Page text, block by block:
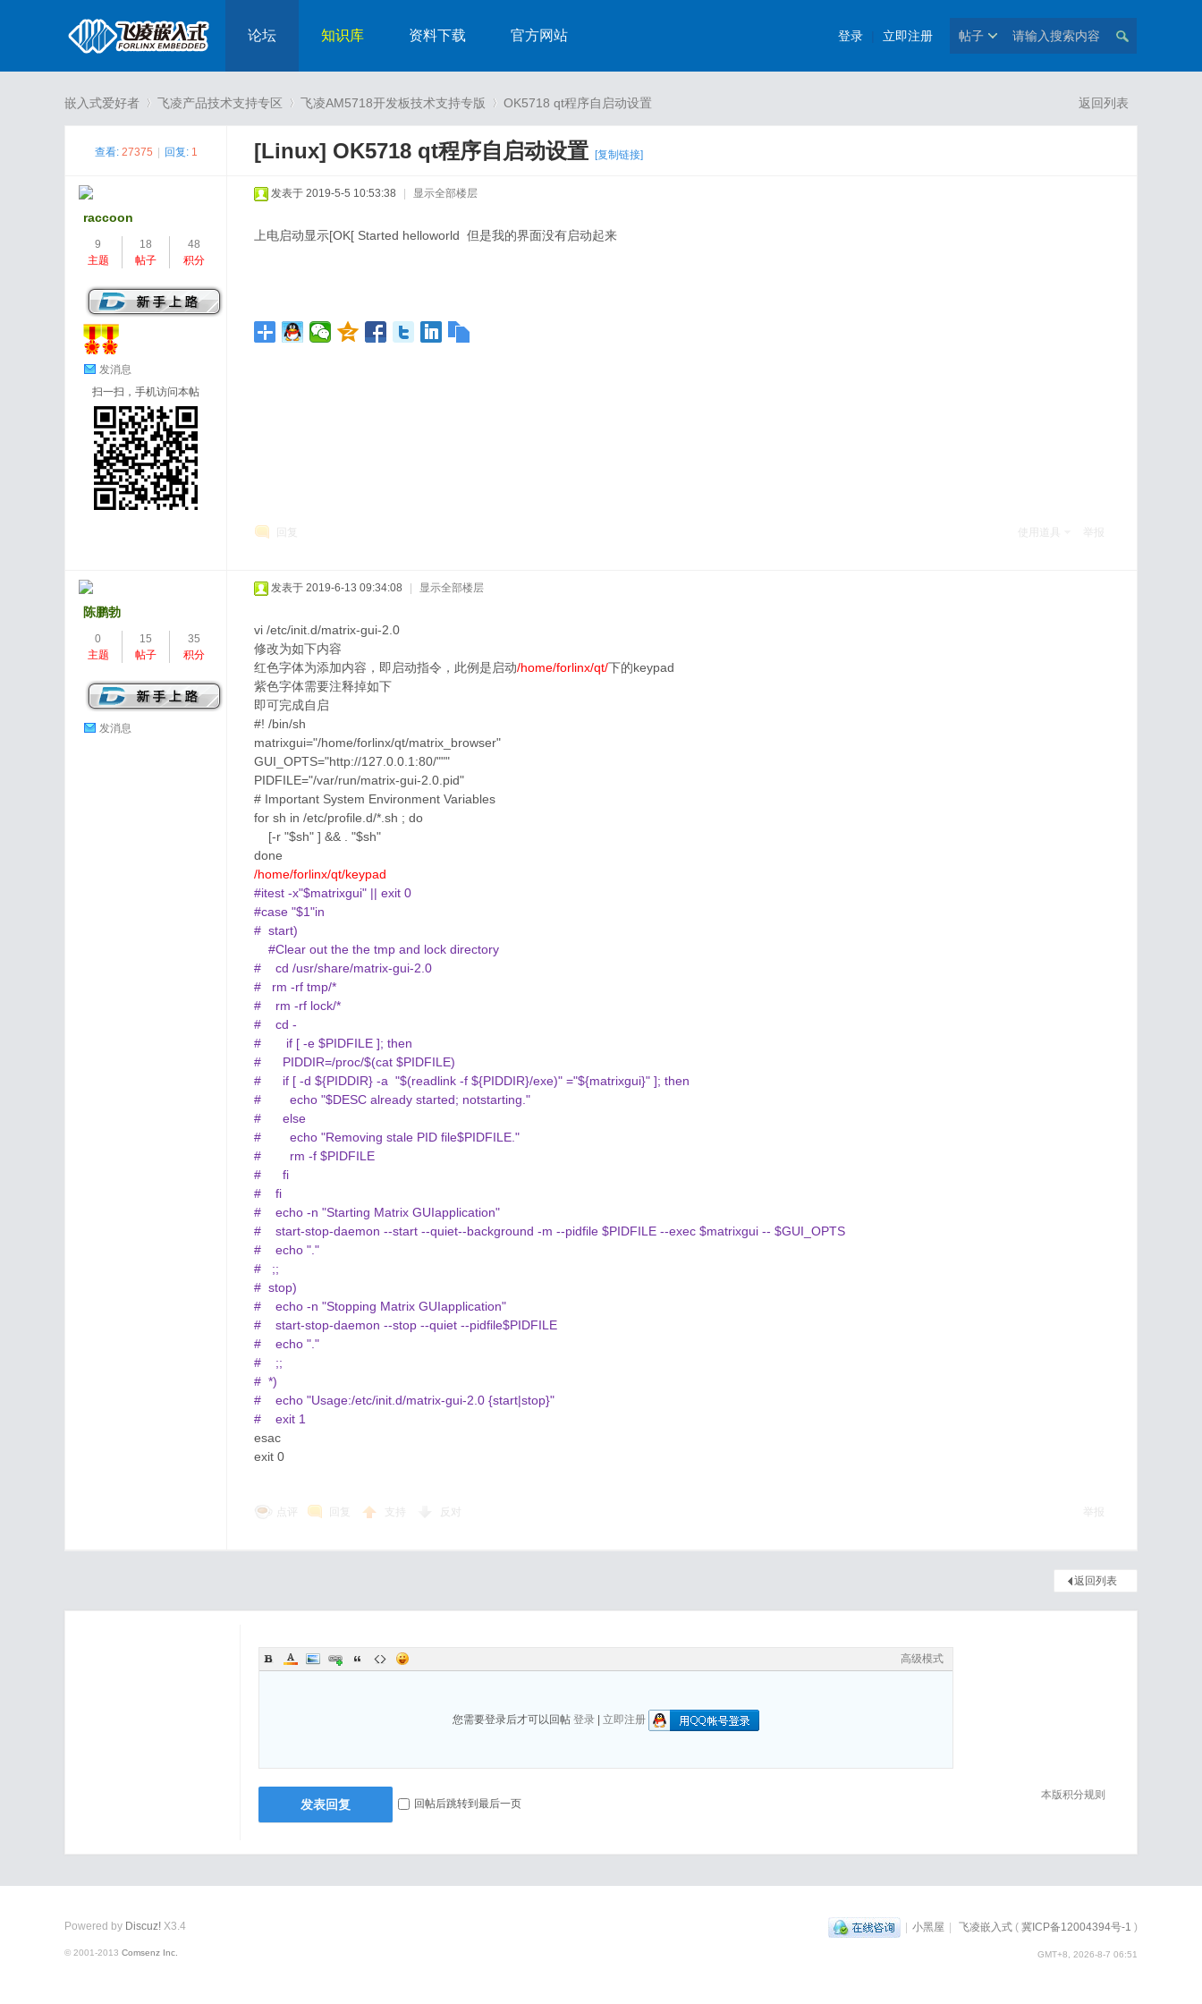
帖子
登录 立即注册
论坛 知识库 资料下载 官方网站
嵌入式爱好者 飞凌产品技术支持专区 飞凌AM5718开发板技术支持专版 OK5718 qt程序自启动设置 返回列表
查看: 27375 回复: 1 [Linux] OK5718 qt程序自启动设置 [复制链接]
raccoon
9
主题
18
帖子
48
积分
发消息
扫一扫，手机访问本帖
发表于 2019-5-5 10:53:38 显示全部楼层
上电启动显示[OK[ Started helloworld 但是我的界面没有启动起来
回复 使用道具 举报
陈鹏勃
0
主题
15
帖子
35
积分
发消息
发表于 2019-6-13 09:34:08 显示全部楼层
vi /etc/init.d/matrix-gui-2.0
修改为如下内容
红色字体为添加内容，即启动指令，此例是启动/home/forlinx/qt/下的keypad
紫色字体需要注释掉如下
即可完成自启
#! /bin/sh
matrixgui="/home/forlinx/qt/matrix_browser"
GUI_OPTS="http://127.0.0.1:80/"""
PIDFILE="/var/run/matrix-gui-2.0.pid"
# Important System Environment Variables
for sh in /etc/profile.d/*.sh ; do
[-r "$sh" ] && . "$sh"
done
/home/forlinx/qt/keypad
#itest -x"$matrixgui" || exit 0
#case "$1"in
# start)
#Clear out the the tmp and lock directory
# cd /usr/share/matrix-gui-2.0
# rm -rf tmp/*
# rm -rf lock/*
# cd -
# if [ -e $PIDFILE ]; then
# PIDDIR=/proc/$(cat $PIDFILE)
# if [ -d ${PIDDIR} -a "$(readlink -f ${PIDDIR}/exe)" ="${matrixgui}" ]; then
# echo "$DESC already started; notstarting."
# else
# echo "Removing stale PID file$PIDFILE."
# rm -f $PIDFILE
# fi
# fi
# echo -n "Starting Matrix GUIapplication"
# start-stop-daemon --start --quiet--background -m --pidfile $PIDFILE --exec $matrixgui -- $GUI_OPTS
# echo "."
# ;;
# stop)
# echo -n "Stopping Matrix GUIapplication"
# start-stop-daemon --stop --quiet --pidfile$PIDFILE
# echo "."
# ;;
# *)
# echo "Usage:/etc/init.d/matrix-gui-2.0 {start|stop}"
# exit 1
esac
exit 0
点评 回复 支持 反对 举报
返回列表
高级模式
您需要登录后才可以回帖 登录 立即注册
本版积分规则
发表回复 回帖后跳转到最后一页
| 小黑屋 | 飞凌嵌入式 ( 冀ICP备12004394号-1 )
GMT+8, 2026-8-7 06:51
Powered by Discuz! X3.4
© 2001-2013 Comsenz Inc.